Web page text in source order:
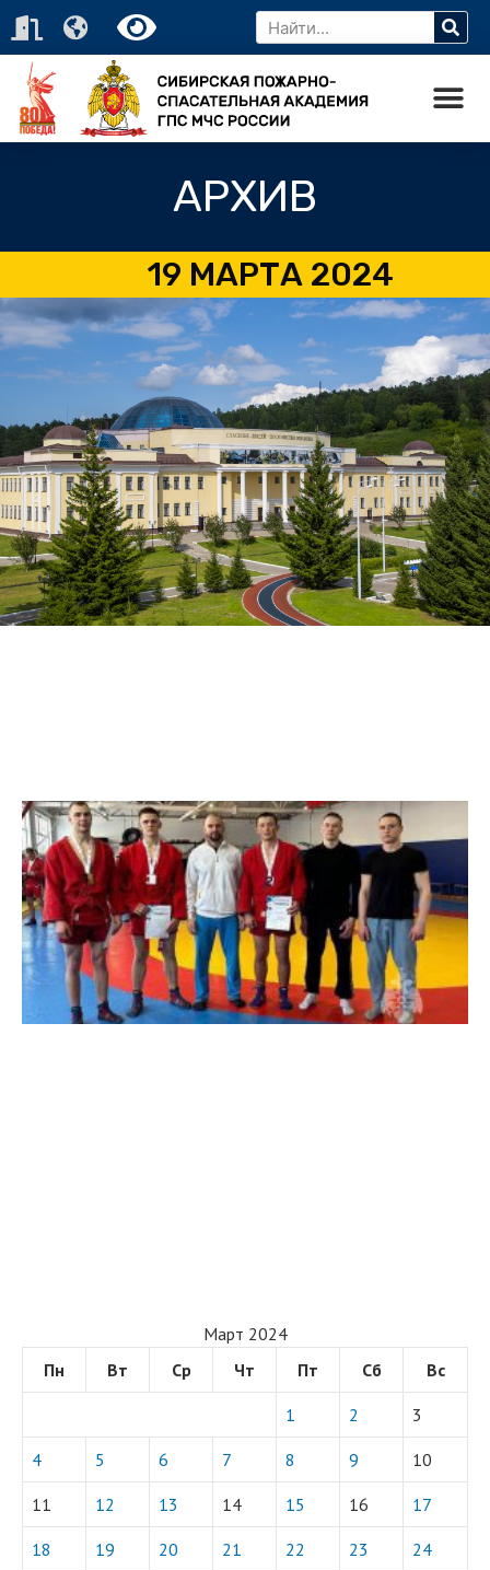
АРХИВ
19 МАРТА 2024
Март 2024
Пн
Вт Ср Чт Пт Сб Вс
1 2 3
4 5 6 7 8 9 10
11 12 13 14 15 16 17
18 19 20 21 22 23 24